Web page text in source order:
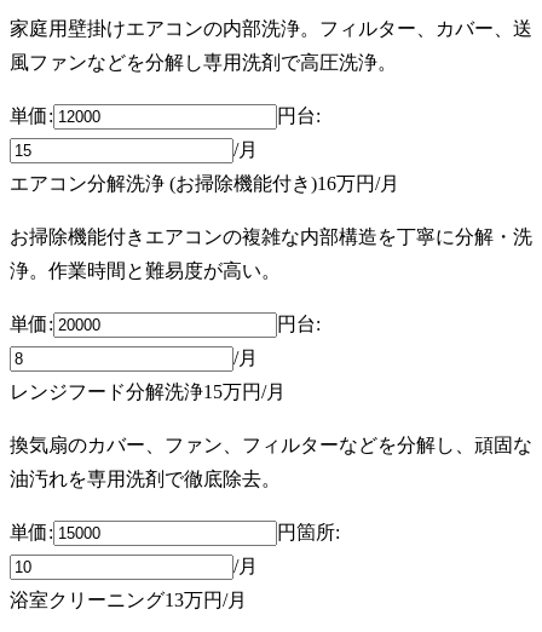
家庭用壁掛けエアコンの内部洗浄。フィルター、カバー、送
風ファンなどを分解し専用洗剤で高圧洗浄。
単価: 円 台:
/月
エアコン分解洗浄 (お掃除機能付き)16万円/月
お掃除機能付きエアコンの複雑な内部構造を丁寧に分解・洗
浄。作業時間と難易度が高い。
単価: 円 台:
/月
レンジフード分解洗浄15万円/月
換気扇のカバー、ファン、フィルターなどを分解し、頑固な
油汚れを専用洗剤で徹底除去。
単価: 円箇所:
/月
浴室クリーニング13万円/月